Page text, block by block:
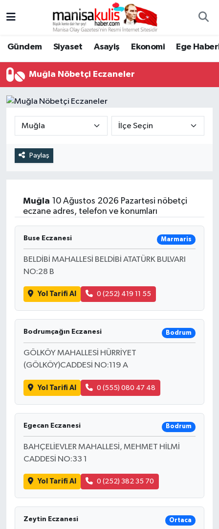
Gündem Siyaset Asayiş Ekonomi Ege
Muğla Nöbetçi Eczaneler
Paylaş
Muğla 10 Ağustos 2026 Pazartesi nöbetçi
eczane adres, telefon ve konumları
Buse Eczanesi Marmaris
BELDİBİ MAHALLESİ BELDİBİ ATATÜRK BULVARI
NO:28 B
Yol Tarifi Al 0 (252) 419 11 55
Bodrumçağın Eczanesi Bodrum
GÖLKÖY MAHALLESİ HÜRRİYET
(GÖLKÖY)CADDESİ NO:119 A
Yol Tarifi Al 0 (555) 080 47 48
Egecan Eczanesi Bodrum
BAHÇELİEVLER MAHALLESİ, MEHMET HİLMİ
CADDESİ NO:33 1
Yol Tarifi Al 0 (252) 382 35 70
Zeytin Eczanesi Ortaca
Ege Haberleri
Ekonomi
Gündem
Resmi İlan
Spor
Türkiye
Yaşam
Yunusemre Hava Durumu
Yunusemre Trafik Yoğunluk Haritası
Tüm Manşetler
Son Dakika Haberleri